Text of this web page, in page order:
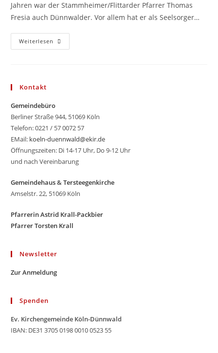
Jahren war der Stammheimer/Flittarder Pfarrer Thomas
Fresia auch Dünnwalder. Vor allem hat er als Seelsorger…
Weiterlesen Verabschiedung
Von
Kontakt
Gemeindebüro
Berliner Straße 944, 51069 Köln
Telefon: 0221 / 57 0072 57
EMail: koeln-duennwald@ekir.de
Öffnungszeiten: Di 14-17 Uhr, Do 9-12 Uhr
und nach Vereinbarung
Gemeindehaus&Tersteegenkirche
Amselstr. 22, 51069 Köln
Pfarrerin Astrid Krall-Packbier
Pfarrer Torsten Krall
Newsletter
Zur Anmeldung
Spenden
Ev. Kirchengemeinde Köln-Dünnwald
IBAN: DE31 3705 0198 0010 0523 55